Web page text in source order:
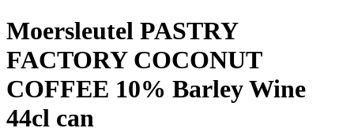
Moersleutel PASTRY
FACTORY COCONUT
COFFEE 10% Barley Wine
44cl can